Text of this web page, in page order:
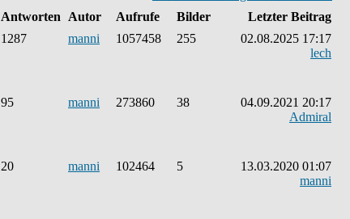
Antworten Autor Aufrufe Bilder
Letzter Beitrag
1287 manni 1057458 255
02.08.2025 17:17
lech
95 manni 273860 38
04.09.2021 20:17
Admiral
20 manni 102464 5
13.03.2020 01:07
manni